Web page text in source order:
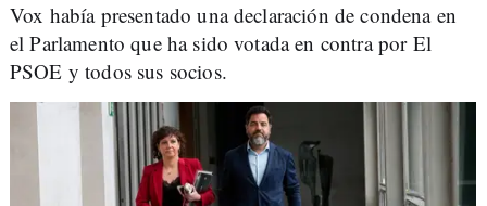
Vox había presentado una declaración de condena en
el Parlamento que ha sido votada en contra por El
PSOE y todos sus socios.